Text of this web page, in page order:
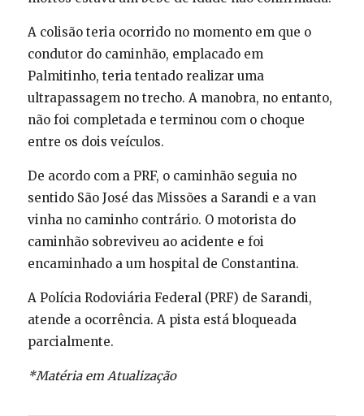
A colisão teria ocorrido no momento em que o
condutor do caminhão, emplacado em
Palmitinho, teria tentado realizar uma
ultrapassagem no trecho. A manobra, no entanto,
não foi completada e terminou com o choque
entre os dois veículos.
De acordo com a PRF, o caminhão seguia no
sentido São José das Missões a Sarandi e a van
vinha no caminho contrário. O motorista do
caminhão sobreviveu ao acidente e foi
encaminhado a um hospital de Constantina.
A Polícia Rodoviária Federal (PRF) de Sarandi,
atende a ocorrência. A pista está bloqueada
parcialmente.
*Matéria em Atualização